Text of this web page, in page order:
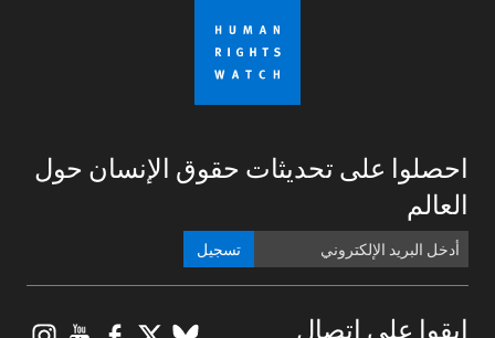
احصلوا على تحديثات حقوق الإنسان حول
العالم
تسجيل
ابقوا على اتصال